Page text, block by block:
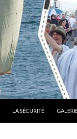
LA SÉCURITÉ